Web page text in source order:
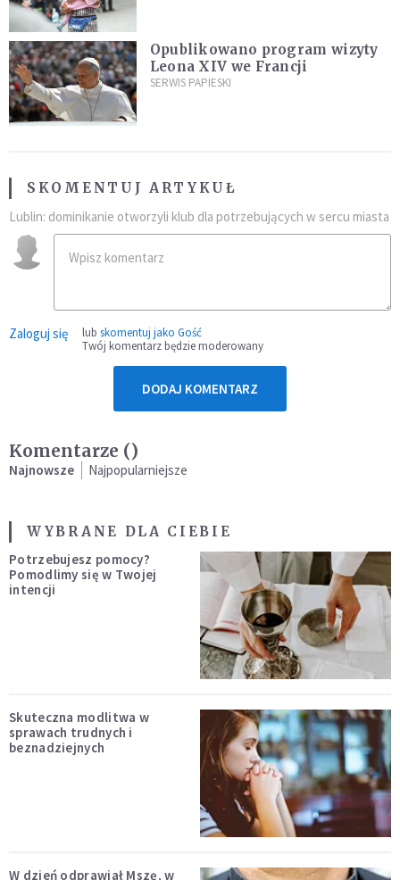
Opublikowano program wizyty
Leona XIV we Francji
SERWIS PAPIESKI
SKOMENTUJ ARTYKUŁ
Lublin: dominikanie otworzyli klub dla potrzebujących w sercu miasta
Zaloguj się lub skomentuj jako Gość
Twój komentarz będzie moderowany
DODAJ KOMENTARZ
Komentarze ()
Najnowsze Najpopularniejsze
WYBRANE DLA CIEBIE
Potrzebujesz pomocy?
Pomodlimy się w Twojej
intencji
Skuteczna modlitwa w
sprawach trudnych i
beznadziejnych
W dzień odprawiał Mszę, w